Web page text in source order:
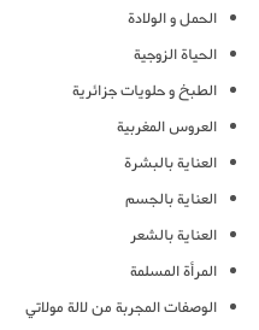
الحمل و الولادة
الحياة الزوجية
الطبخ و حلويات جزائرية
العروس المغربية
العناية بالبشرة
العناية بالجسم
العناية بالشعر
المرأة المسلمة
الوصفات المجربة من لالة مولاتي